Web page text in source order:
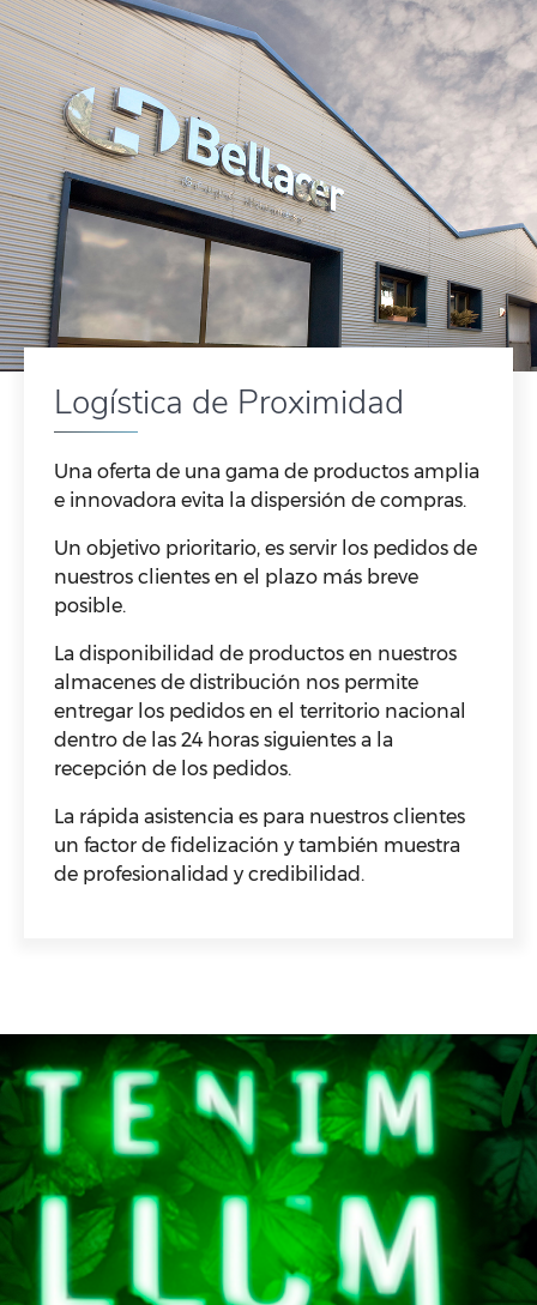
Logística de Proximidad
Una oferta de una gama de productos amplia
e innovadora evita la dispersión de compras.
Un objetivo prioritario, es servir los pedidos de
nuestros clientes en el plazo más breve
posible.
La disponibilidad de productos en nuestros
almacenes de distribución nos permite
entregar los pedidos en el territorio nacional
dentro de las 24 horas siguientes a la
recepción de los pedidos.
La rápida asistencia es para nuestros clientes
un factor de fidelización y también muestra
de profesionalidad y credibilidad.